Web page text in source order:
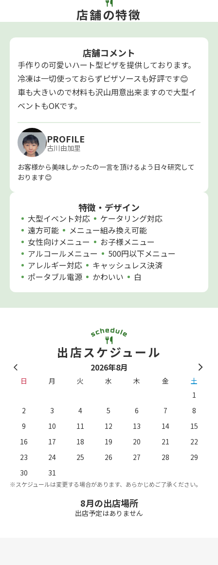
店舗の特徴
店舗コメント
手作りの可愛いハート型ピザを提供しております。
冷凍は一切使っておらずピザソースも好評です😊
車も大きいので材料も沢山用意出来ますので大型イ
ベントもOKです。
PROFILE
古川由加里
お客様から美味しかったの一言を頂けるよう日々研究して
おります😊
特徴・デザイン
大型イベント対応
ケータリング対応
遠方可能
メニュー組み換え可能
女性向けメニュー
お子様メニュー
アルコールメニュー
500円以下メニュー
アレルギー対応
キャッシュレス決済
ポータブル電源
かわいい 白
出店スケジュール
2026年8月
日 月 火 水 木 金
土
1
2
3 4 5 6 7
8
9
10 11 12 13 14
15
16
17 18 19 20 21
22
23
24 25 26 27 28
29
30
31
※スケジュールは変更する場合があります、あらかじめご了承ください。
8月の出店場所
出店予定はありません